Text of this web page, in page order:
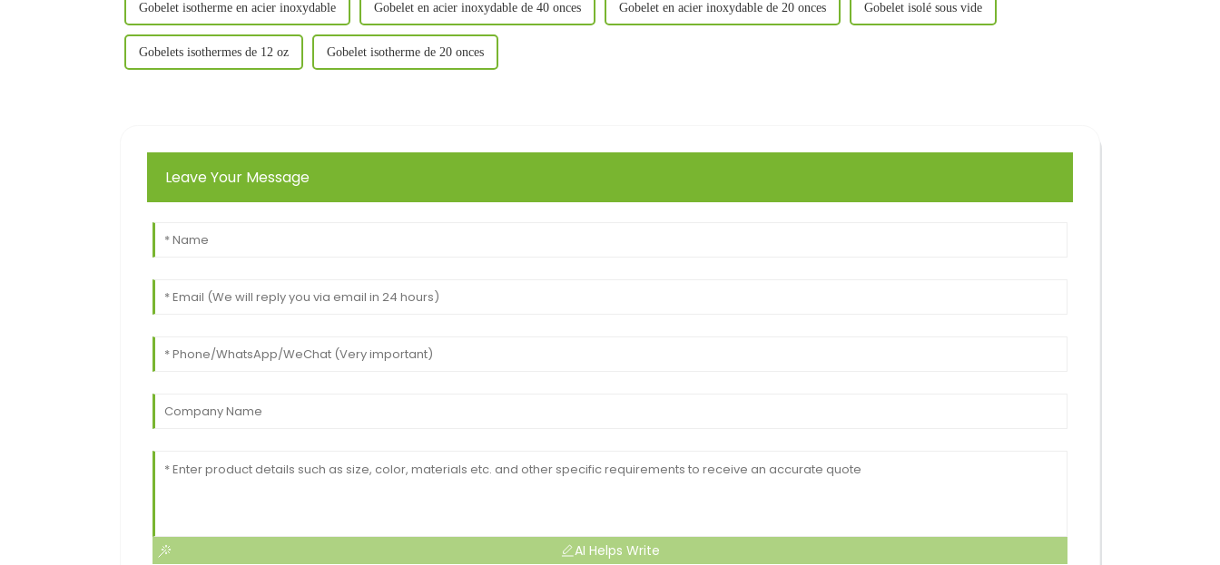
Gobelet isotherme en acier inoxydable Gobelet en acier inoxydable de 40 onces Gobelet en acier inoxydable de 20 onces Gobelet isolé sous vide
Gobelets isothermes de 12 oz Gobelet isotherme de 20 onces
Leave Your Message
AI Helps Write